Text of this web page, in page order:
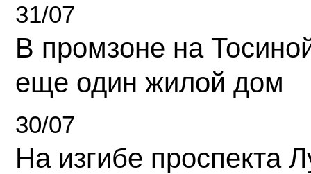
31/07
В промзоне на
еще один жилой дом
30/07
На изгибе проспекта